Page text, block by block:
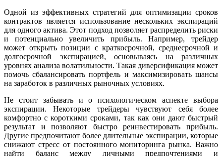
Одной из эффективных стратегий для оптимизации сроков
контрактов является использование нескольких экспираций
для одного актива. Этот подход позволяет распределить риски
и потенциально увеличить прибыль. Например, трейдер
может открыть позиции с краткосрочной, среднесрочной и
долгосрочной экспирацией, основываясь на различных
уровнях анализа волатильности. Такая диверсификация может
помочь сбалансировать портфель и максимизировать шансы
на заработок в различных рыночных условиях.
Не стоит забывать и о психологическом аспекте выбора
экспирации. Некоторые трейдеры чувствуют себя более
комфортно с короткими сроками, так как они дают быстрый
результат и позволяют быстро реинвестировать прибыль.
Другие предпочитают более длительные экспирации, которые
снижают стресс от постоянного мониторинга рынка. Важно
найти баланс между личными предпочтениями и